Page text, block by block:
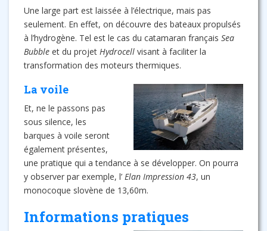
Une large part est laissée à l’électrique, mais pas
seulement. En effet, on découvre des bateaux propulsés
à l’hydrogène. Tel est le cas du catamaran français Sea
Bubble et du projet Hydrocell visant à faciliter la
transformation des moteurs thermiques.
La voile
Et, ne le passons pas
sous silence, les
barques à voile seront
également présentes,
une pratique qui a tendance à se développer. On pourra
y observer par exemple, l’ Elan Impression 43, un
monocoque slovène de 13,60m.
Informations pratiques